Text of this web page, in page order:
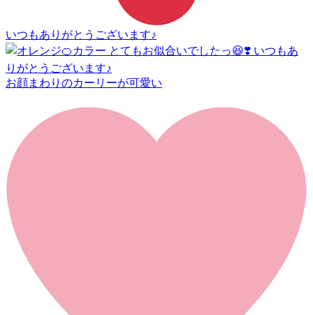
いつもありがとうございます♪
お顔まわりのカーリーが可愛い